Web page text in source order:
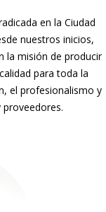
en la Ciudad
nuestros inicios,
la misión de producir
para toda la
el profesionalismo y